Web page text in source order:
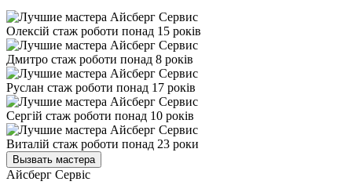
Олексій стаж роботи понад 15 років
Дмитро стаж роботи понад 8 років
Руслан стаж роботи понад 17 років
Сергій стаж роботи понад 10 років
Виталій стаж роботи понад 23 роки
Вызвать мастера
Айсберг Сервіс